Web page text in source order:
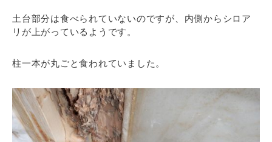
土台部分は食べられていないのですが、内側からシロア
リが上がっているようです。
柱一本が丸ごと食われていました。